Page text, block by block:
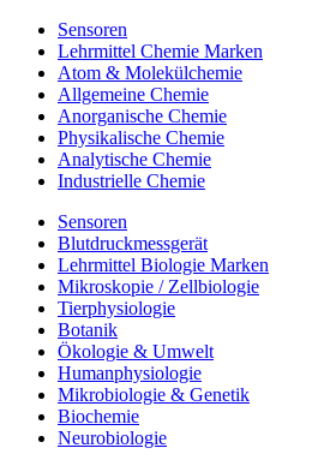
Sensoren
Lehrmittel Chemie Marken
Atom & Molekülchemie
Allgemeine Chemie
Anorganische Chemie
Physikalische Chemie
Analytische Chemie
Industrielle Chemie
Sensoren
Blutdruckmessgerät
Lehrmittel Biologie Marken
Mikroskopie / Zellbiologie
Tierphysiologie
Botanik
Ökologie & Umwelt
Humanphysiologie
Mikrobiologie & Genetik
Biochemie
Neurobiologie